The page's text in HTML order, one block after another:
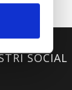
SOCIAL